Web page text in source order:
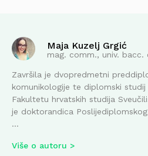
Maja Kuzelj Grgić
mag. comm., univ. bacc.
Završila je dvopredmetni
komunikologije te diplomski studij
Fakultetu hrvatskih studija
je doktorandica
...
Više o autoru